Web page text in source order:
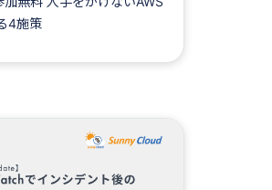
4施策